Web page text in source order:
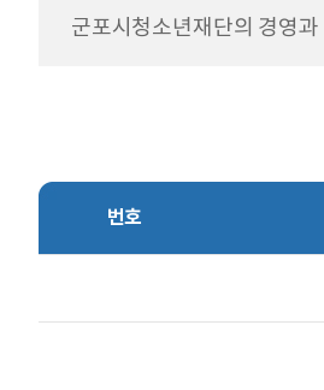
군포시청소년재단의 경영
번호